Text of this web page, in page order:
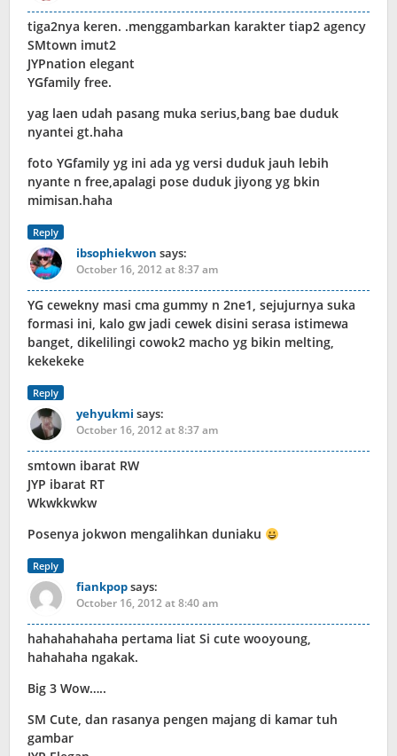
tiga2nya keren. .menggambarkan karakter tiap2 agency
SMtown imut2
JYPnation elegant
YGfamily free.
yag laen udah pasang muka serius,bang bae duduk
nyantei gt.haha
foto YGfamily yg ini ada yg versi duduk jauh lebih
nyante n free,apalagi pose duduk jiyong yg bkin
mimisan.haha
Reply
ibsophiekwon says:
October 16, 2012 at 8:37 am
YG cewekny masi cma gummy n 2ne1, sejujurnya suka
formasi ini, kalo gw jadi cewek disini serasa istimewa
banget, dikelilingi cowok2 macho yg bikin melting,
kekekeke
Reply
yehyukmi says:
October 16, 2012 at 8:37 am
smtown ibarat RW
JYP ibarat RT
Wkwkkwkw
Posenya jokwon mengalihkan duniaku
Reply
fiankpopsays:
October 16, 2012 at 8:40 am
hahahahahaha pertama liat Si cute wooyoung,
hahahaha ngakak.
Big 3 Wow…..
SM Cute, dan rasanya pengen majang di kamar tuh
gambar